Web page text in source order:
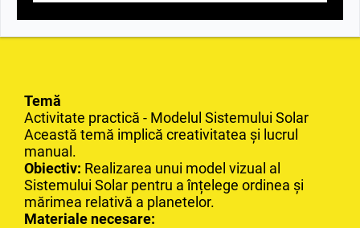
Temă
Activitate practică - Modelul Sistemului Solar
Această temă implică creativitatea și lucrul
manual.
Obiectiv: Realizarea unui model vizual al
Sistemului Solar pentru a înțelege ordinea și
mărimea relativă a planetelor.
Materiale necesare: